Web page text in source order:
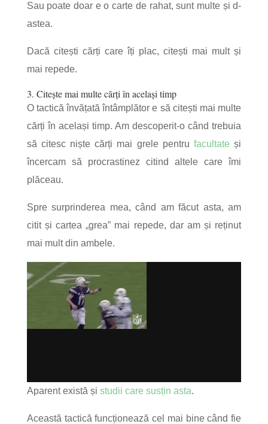
Sau poate doar e o carte de rahat, sunt multe și d-
astea.
Dacă citești cărți care îți plac, citești mai mult și
mai repede.
3. Citește mai multe cărți în același timp
O tactică învățată întâmplător e să citești mai multe
cărți în același timp. Am descoperit-o când trebuia
să citesc niște cărți mai grele pentrufacultate și
încercam să procrastinez citind altele care îmi
plăceau.
Spre surprinderea mea, când am făcut asta, am
citit și cartea „grea” mai repede, dar am și reținut
mai mult din ambele.
Aparent există și studii care susțin asta.
Această tactică funcționează cel mai bine când fie